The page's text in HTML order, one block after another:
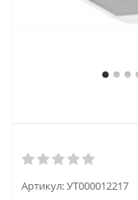
Артикул:УТ000012217